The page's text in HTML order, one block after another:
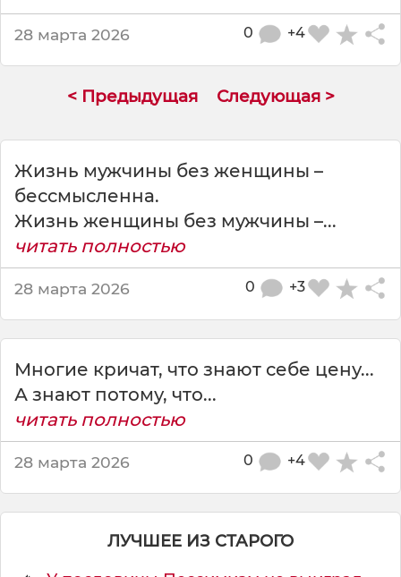
:
ж
к
п
о
,
28 марта 2026 +4
0
< Предыдущая Следующая >
Жизнь мужчины без женщины –
бессмысленна.
Жизнь женщины без мужчины –...
читать полностью
28 марта 2026 +3
0
Многие кричат, что знают себе цену...
А знают потому, что...
читать полностью
28 марта 2026 +4
0
ЛУЧШЕЕ ИЗ СТАРОГО